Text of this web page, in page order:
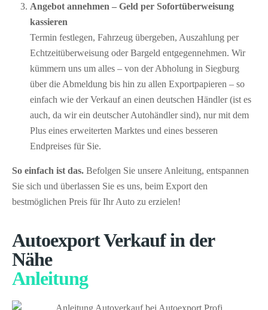
Angebot annehmen – Geld per Sofort­überweisung
kassieren
Termin festlegen, Fahrzeug übergeben, Auszahlung per
Echtzeitüberweisung oder Bargeld entgegennehmen. Wir
kümmern uns um alles – von der Abholung in Siegburg
über die Abmeldung bis hin zu allen Exportpapieren – so
einfach wie der Verkauf an einen deutschen Händler (ist es
auch, da wir ein deutscher Autohändler sind), nur mit dem
Plus eines erweiterten Marktes und eines besseren
Endpreises für Sie.
So einfach ist das. Befolgen Sie unsere Anleitung, entspannen
Sie sich und überlassen Sie es uns, beim Export den
bestmöglichen Preis für Ihr Auto zu erzielen!
Autoexport Verkauf in der
Nähe
Anleitung